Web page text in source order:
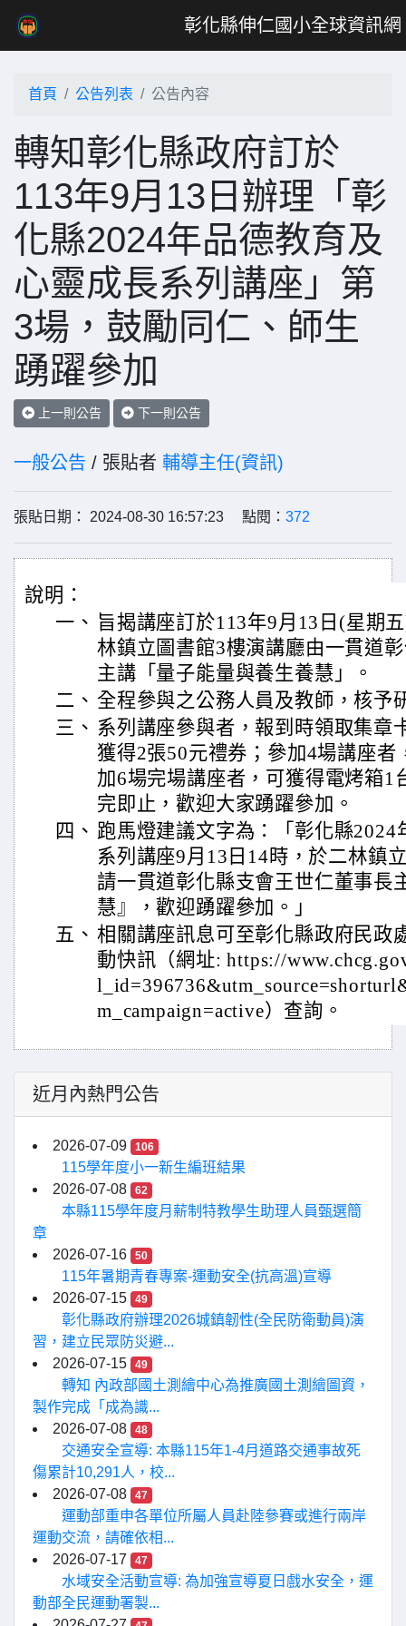
彰化縣伸仁國小全球資訊網
首頁 公告列表 公告內容
轉知彰化縣政府訂於
113年9月13日辦理「彰
化縣2024年品德教育及
心靈成長系列講座」第
3場，鼓勵同仁、師生
踴躍參加
上一則公告 下一則公告
一般公告 / 張貼者 輔導主任(資訊)
張貼日期： 2024-08-30 16:57:23 點閱： 372
說明：
一、 旨揭講座訂於113年9月13日(星期
林鎮立圖書館3樓演講廳由一貫道
主講「量子能量與養生養慧」。
二、 全程參與之公務人員及教師，核予
三、 系列講座參與者，報到時領取集章
獲得2張50元禮券；參加4場講座者
加6場完場講座者，可獲得電烤箱1
完即止，歡迎大家踴躍參加。
四、 跑馬燈建議文字為：「彰化縣2024
系列講座9月13日14時，於二林鎮
請一貫道彰化縣支會王世仁董事長
慧』，歡迎踴躍參加。」
五、 相關講座訊息可至彰化縣政府民政
動快訊（網址: https://
m_campaign=active）查詢。
近月內熱門公告
2026-07-09 106
115學年度小一新生編班結果
2026-07-08
62
本縣115學年度月薪制特教學生助理人員甄選簡
章
2026-07-16
50
115年暑期青春專案-運動安全(抗高溫)宣導
2026-07-15
49
彰化縣政府辦理2026城鎮韌性(全民防衛動員)演
習，建立民眾防災避...
2026-07-15
49
轉知 內政部國土測繪中心為推廣國土測繪圖資，
製作完成「成為識...
2026-07-08
48
交通安全宣導: 本縣115年1-4月道路交通事故死
傷累計10,291人，校...
2026-07-08
47
運動部重申各單位所屬人員赴陸參賽或進行兩岸
運動交流，請確依相...
2026-07-17
47
水域安全活動宣導: 為加強宣導夏日戲水安全，運
動部全民運動署製...